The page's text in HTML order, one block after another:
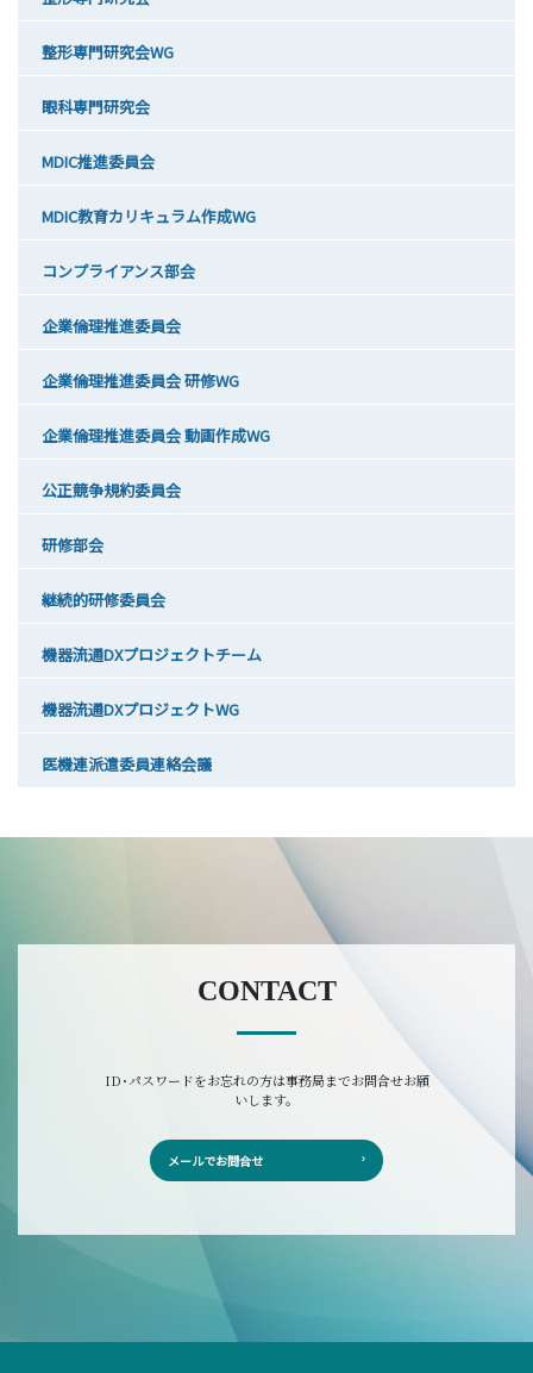
整形専門研究会WG
眼科専門研究会
MDIC推進委員会
MDIC教育カリキュラム作成WG
コンプライアンス部会
企業倫理推進委員会
企業倫理推進委員会 研修WG
企業倫理推進委員会 動画作成WG
公正競争規約委員会
研修部会
継続的研修委員会
機器流通DXプロジェクトチーム
機器流通DXプロジェクトWG
医機連派遣委員連絡会議
CONTACT
ID･パスワードをお忘れの方は事務局までお問合せお願
いします。
メールでお問合せ